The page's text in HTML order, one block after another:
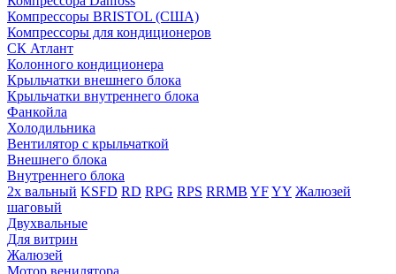
Компрессоры BRISTOL (США)
Компрессоры для кондиционеров
СК Атлант
Колонного кондиционера
Крыльчатки внешнего блока
Крыльчатки внутреннего блока
Фанкойла
Холодильника
Вентилятор с крыльчаткой
Внешнего блока
Внутреннего блока
2х вальный KSFD RD RPG RPS RRMB YFYY Жалюзей
шаговый
Двухвальные
Для витрин
Жалюзей
Мотор венилятора